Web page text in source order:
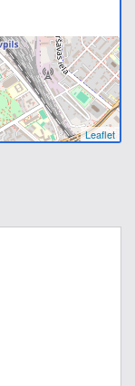
Leaflet